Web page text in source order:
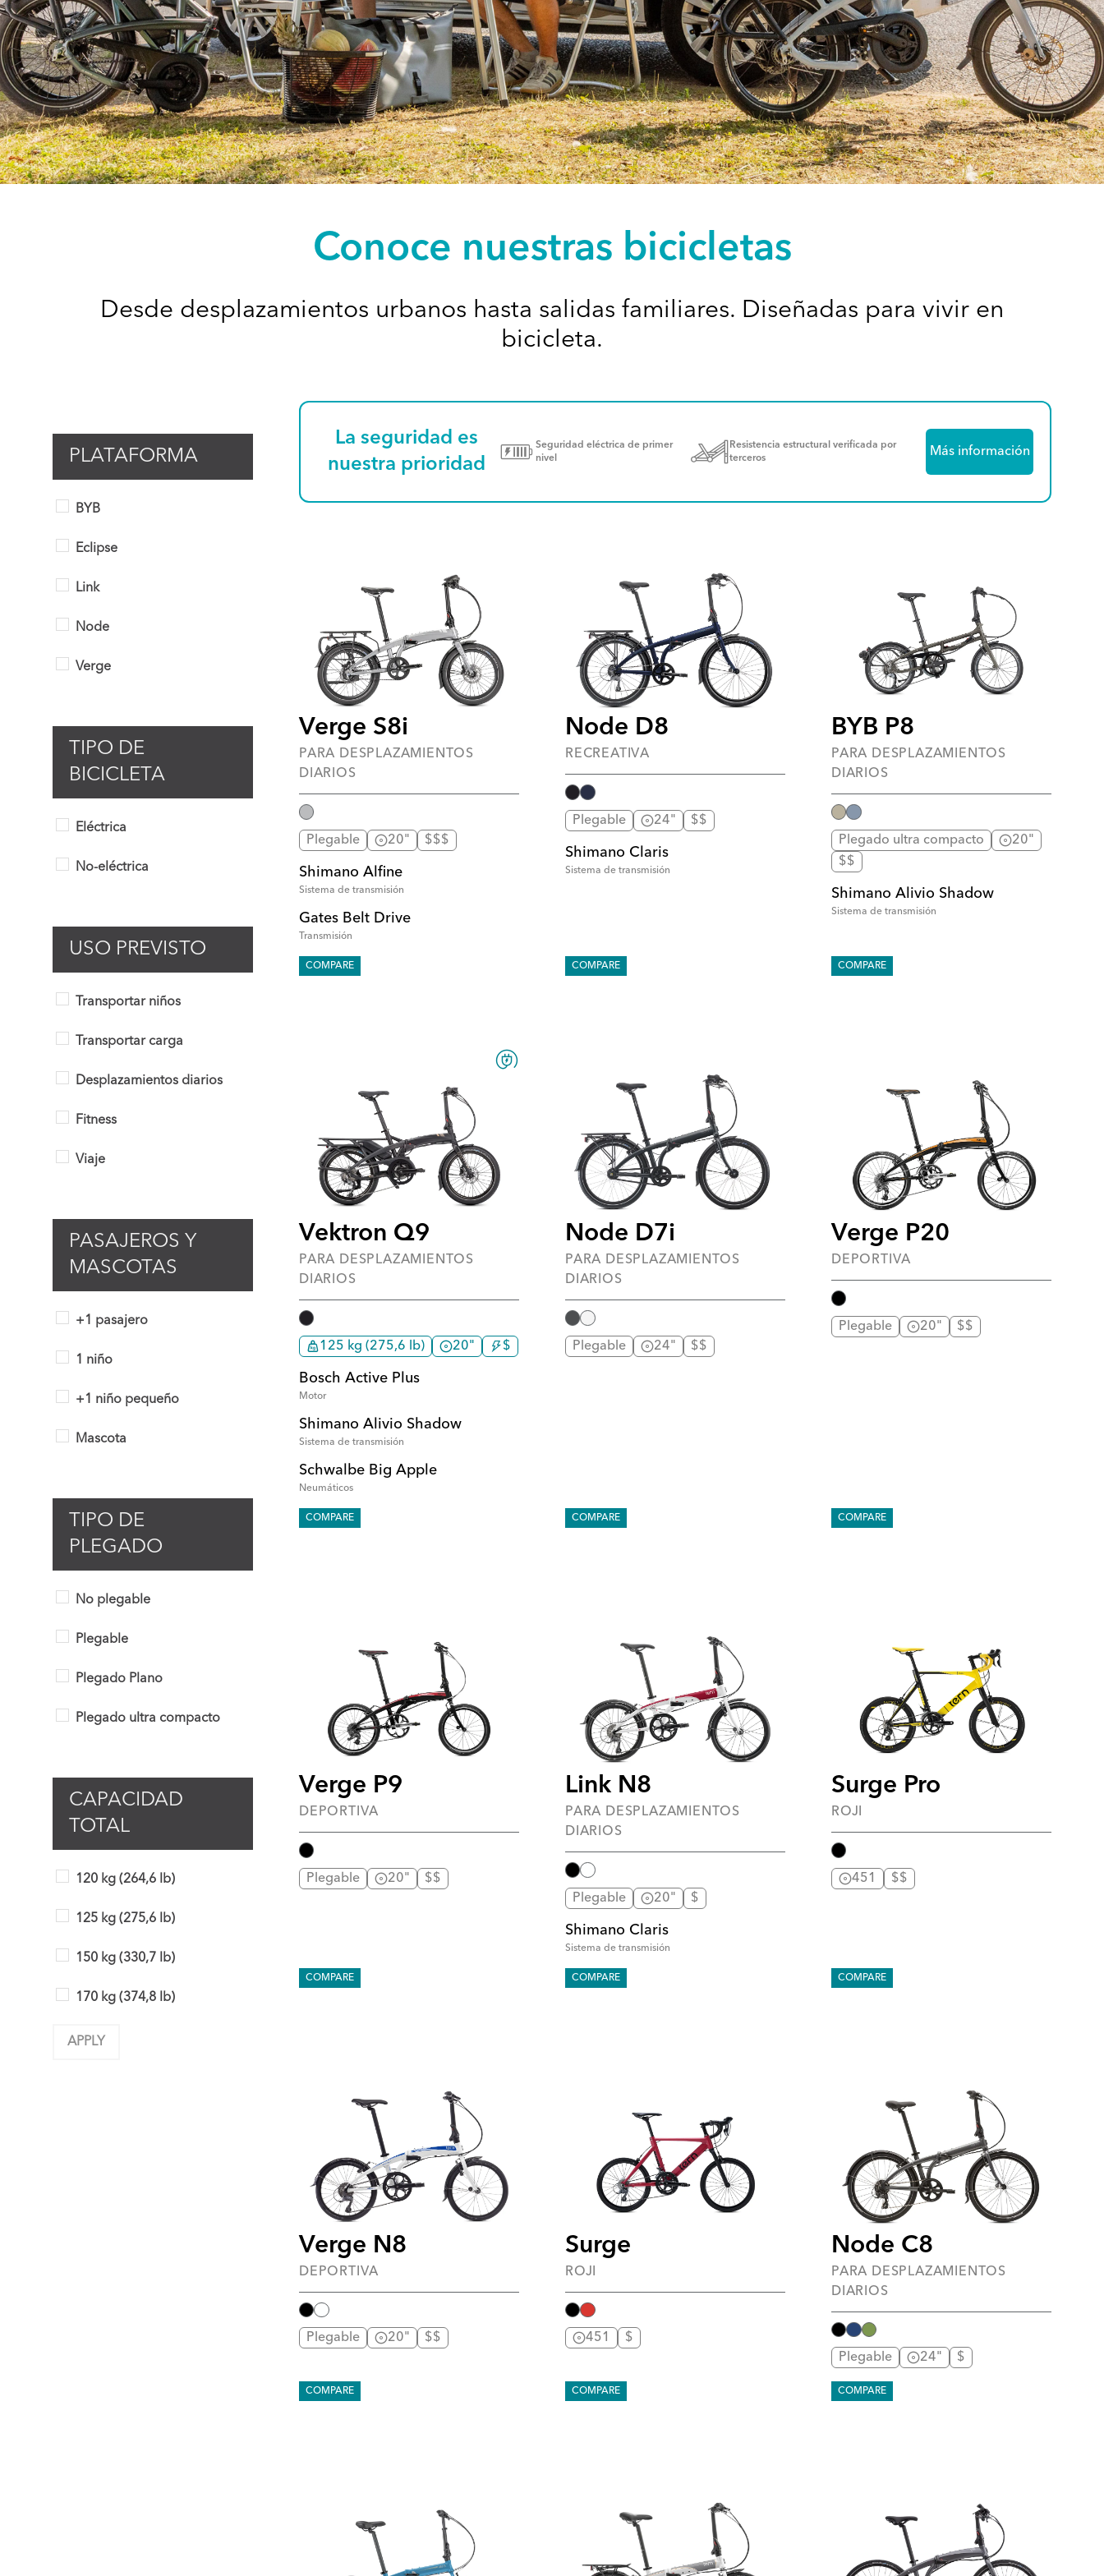
Conoce nuestras bicicletas
Desde desplazamientos urbanos hasta salidas familiares. Diseñadas para vivir en
bicicleta.
PLATAFORMA
BYB
Eclipse
Link
Node
Verge
TIPO DE
BICICLETA
Eléctrica
No-eléctrica
USO PREVISTO
Transportar niños
Transportar carga
Desplazamientos diarios
Fitness
Viaje
PASAJEROS Y
MASCOTAS
+1 pasajero
1 niño
+1 niño pequeño
Mascota
TIPO DE
PLEGADO
No plegable
Plegable
Plegado Plano
Plegado ultra compacto
CAPACIDAD
TOTAL
120 kg (264,6 lb)
125 kg (275,6 lb)
150 kg (330,7 lb)
170 kg (374,8 lb)
APPLY
La seguridad es
nuestra prioridad
Seguridad eléctrica de primer
nivel
Resistencia estructural verificada por
terceros
Más información
Verge S8i
PARA DESPLAZAMIENTOS
DIARIOS
Plegable 20" $$$
Shimano Alfine
Sistema de transmisión
Gates Belt Drive
Transmisión
COMPARE
Node D8
RECREATIVA
Plegable 24" $$
Shimano Claris
Sistema de transmisión
COMPARE
BYB P8
PARA DESPLAZAMIENTOS
DIARIOS
Plegado ultra compacto
20"
$$
Shimano Alivio Shadow
Sistema de transmisión
COMPARE
Vektron Q9
PARA DESPLAZAMIENTOS
DIARIOS
125 kg (275,6 lb) 20" $
Bosch Active Plus
Motor
Shimano Alivio Shadow
Sistema de transmisión
Schwalbe Big Apple
Neumáticos
COMPARE
Node D7i
PARA DESPLAZAMIENTOS
DIARIOS
Plegable 24" $$
COMPARE
Verge P20
DEPORTIVA
Plegable 20" $$
COMPARE
Verge P9
DEPORTIVA
Plegable 20" $$
COMPARE
Link N8
PARA DESPLAZAMIENTOS
DIARIOS
Plegable 20" $
Shimano Claris
Sistema de transmisión
COMPARE
Surge Pro
ROJI
451 $$
COMPARE
Verge N8
DEPORTIVA
Plegable 20" $$
COMPARE
Surge
ROJI
451 $
COMPARE
Node C8
PARA DESPLAZAMIENTOS
DIARIOS
Plegable 24" $
COMPARE